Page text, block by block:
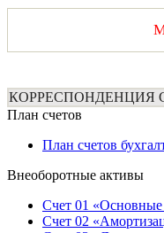
КОРРЕСПОНДЕНЦИЯ
План счетов
План счетов
Внеоборотные активы
Счет 01 «Основные
Счет 02